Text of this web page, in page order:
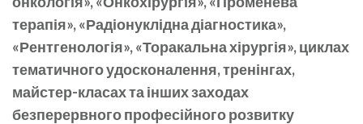
терапія», «Радіонуклідна діагностика»,
«Рентгенологія», «Торакальна хірургія», циклах
тематичного удосконалення, тренінгах,
майстер-класах та інших заходах
безперервного професійного розвитку